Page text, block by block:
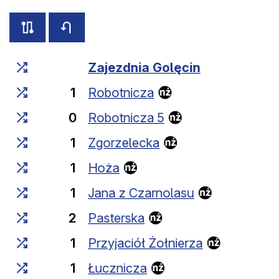
all routes of this line
Cumulative travel time Travel time
Zajezdnia Golęcin
1
Robotnicza
0
Robotnicza 5
1
Zgorzelecka
1
Hoża
1
Jana z Czarnolasu
2
Pasterska
1
Przyjaciół Żołnierza
1
Łucznicza